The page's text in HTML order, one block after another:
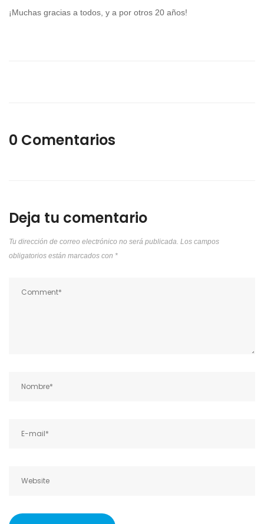
¡Muchas gracias a todos, y a por otros 20 años!
0 Comentarios
Deja tu comentario
Tu dirección de correo electrónico no será publicada. Los campos
obligatorios están marcados con *